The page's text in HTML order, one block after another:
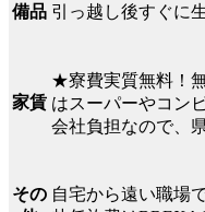
備品 引っ越し後すぐに
家賃
★寮費実質無料！
はスーパーやコン
会社負担なので、
その 自宅から遠い職場